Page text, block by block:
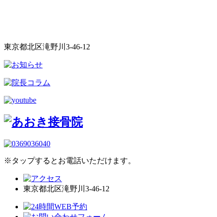
東京都北区滝野川3-46-12
※タップするとお電話いただけます。
東京都北区滝野川3-46-12